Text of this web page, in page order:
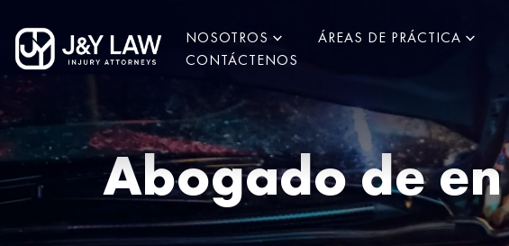
NOSOTROS ÁREAS DE PRÁCTICA
CONTÁCTENOS
Abogado de